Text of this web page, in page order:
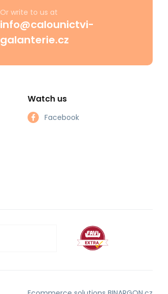
Or write to us at
info@calounictvi-
galanterie.cz
Watch us
Facebook